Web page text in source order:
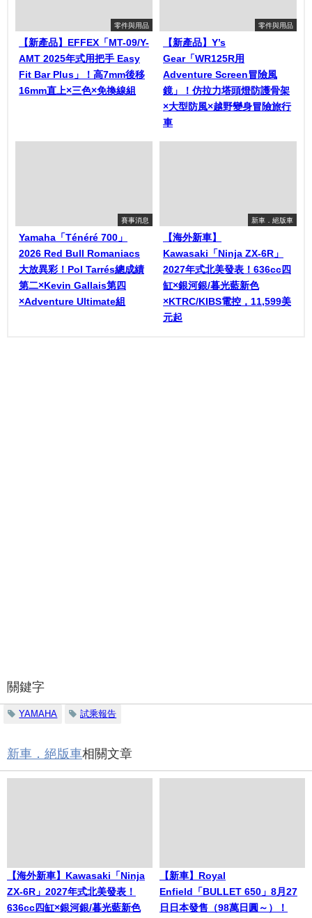
零件與用品
【新產品】EFFEX「MT-09/Y-
AMT 2025年式用把手 Easy
Fit Bar Plus」！高7mm後移
16mm直上×三色×免換線組
零件與用品
【新產品】Y’s
Gear「WR125R用
Adventure Screen冒險風
鏡」！仿拉力塔頭燈防護骨架
×大型防風×越野變身冒險旅行
車
賽事消息
Yamaha「Ténéré 700」
2026 Red Bull Romaniacs
大放異彩！Pol Tarrés總成績
第二×Kevin Gallais第四
×Adventure Ultimate組
新車．絕版車
【海外新車】
Kawasaki「Ninja ZX-6R」
2027年式北美發表！636cc四
缸×銀河銀/暮光藍新色
×KTRC/KIBS電控，11,599美
元起
關鍵字
YAMAHA 試乘報告
新車．絕版車相關文章
【海外新車】Kawasaki「Ninja
ZX-6R」2027年式北美發表！
636cc四缸×銀河銀/暮光藍新色
【新車】Royal
Enfield「BULLET 650」8月27
日日本發售（98萬日圓～）！